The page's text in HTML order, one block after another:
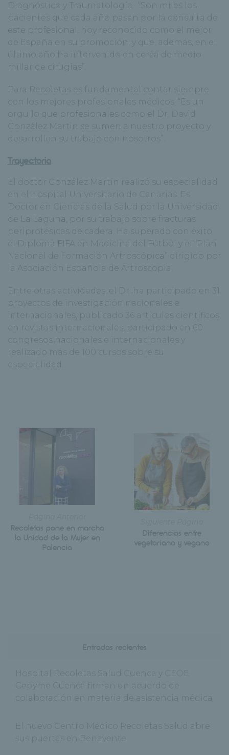
Diagnóstico y Traumatología. “Son miles los
pacientes que cada año pasan por la consulta de
este profesional, hoy reconocido como el mejor
de España en su promoción, y que, además, en el
último año ha intervenido en cerca de medio
millar de cirugías”.
Para Recoletas es fundamental contar siempre
con los mejores profesionales médicos. “Es un
orgullo que profesionales como el Dr. David
González Martin se sumen a nuestro proyecto y
desarrollen su trabajo con nosotros”.
Trayectoria
El doctor González Martín realizó su especialidad
en el Hospital Universitario de Canarias. Es
Doctor en Ciencias de la Salud por la Universidad
de La Laguna, por su trabajo sobre fracturas
periprotésicas de cadera. Ha superado con éxito
el Diploma FIFA en Medicina del Fútbol y el “Plan
Nacional de Formación Artroscópica” dirigido por
la Asociación Española de Artroscopia.
Entre otras actividades, el Dr. ha participado en 31
proyectos de investigación nacionales e
internacionales, publicado 36 artículos científicos
en revistas internacionales, participado en 60
congresos nacionales e internacionales y
realizado más de 100 cursos sobre su
especialidad.
Recoletas pone en marcha
la Unidad de la Mujer en
Palencia
Diferencias entre
vegetariano y vegano
Hospital Recoletas Salud Cuenca y CEOE
Cepyme Cuenca firman un acuerdo de
colaboración en materia de asistencia médica
El nuevo Centro Médico Recoletas Salud abre
sus puertas en Benavente